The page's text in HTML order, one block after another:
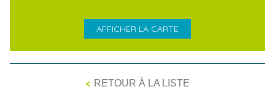
AFFICHER LA CARTE
< RETOUR À LA LISTE